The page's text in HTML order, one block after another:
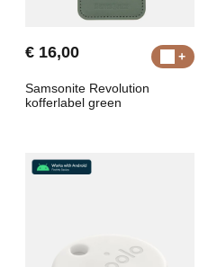
€ 16,00
Samsonite Revolution
kofferlabel green